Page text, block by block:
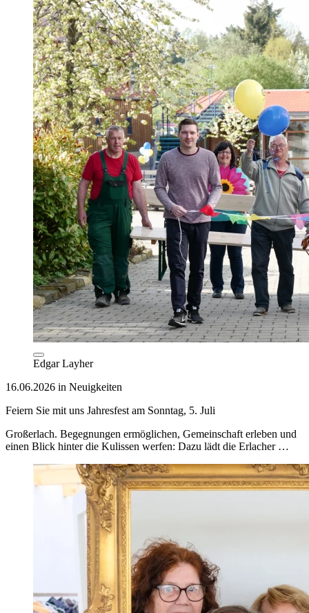
Edgar Layher
16.06.2026 in Neuigkeiten
Feiern Sie mit uns Jahresfest am Sonntag, 5. Juli
Großerlach. Begegnungen ermöglichen, Gemeinschaft erleben und
einen Blick hinter die Kulissen werfen: Dazu lädt die Erlacher …